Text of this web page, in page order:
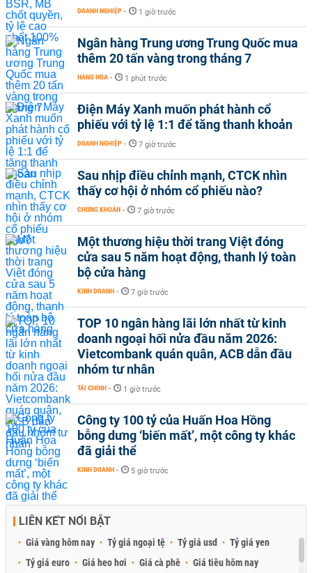
DOANH NGHIỆP - 1 giờ trước
Ngân hàng Trung ương Trung Quốc mua
thêm 20 tấn vàng trong tháng 7
HÀNG HÓA - 1 phút trước
Điện Máy Xanh muốn phát hành cổ
phiếu với tỷ lệ 1:1 để tăng thanh khoản
DOANH NGHIỆP - 7 giờ trước
Sau nhịp điều chỉnh mạnh, CTCK nhìn
thấy cơ hội ở nhóm cổ phiếu nào?
CHỨNG KHOÁN - 7 giờ trước
Một thương hiệu thời trang Việt đóng
cửa sau 5 năm hoạt động, thanh lý toàn
bộ cửa hàng
KINH DOANH - 7 giờ trước
TOP 10 ngân hàng lãi lớn nhất từ kinh
doanh ngoại hối nửa đầu năm 2026:
Vietcombank quán quân, ACB dẫn đầu
nhóm tư nhân
TÀI CHÍNH - 1 giờ trước
Công ty 100 tỷ của Huấn Hoa Hồng
bỗng dưng ‘biến mất’, một công ty khác
đã giải thể
KINH DOANH - 5 giờ trước
LIÊN KẾT NỔI BẬT
Giá vàng hôm nay Tỷ giá ngoại tệ Tỷ giá usd
Tỷ giá yen
Tỷ giá euro
Giá heo hơi Giá cà phê Giá tiêu hôm nay